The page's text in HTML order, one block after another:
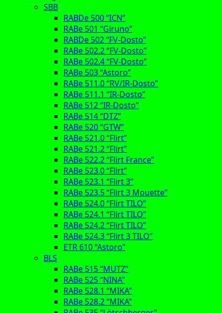
SBB
RABDe 500 “ICN”
RABe 501 “Giruno”
RABDe 502 “FV-Dosto”
RABe 502.2 “FV-Dosto”
RABe 502.4 “FV-Dosto”
RABe 503 “Astoro”
RABe 511.0 “RV/IR-Dosto”
RABe 511.1 “IR-Dosto”
RABe 512 “IR-Dosto”
RABe 514 “DTZ”
RABe 520 “GTW”
RABe 521.0 “Flirt”
RABe 521.2 “Flirt”
RABe 522.2 “Flirt France”
RABe 523.0 “Flirt”
RABe 523.1 “Flirt 3”
RABe 523.5 “Flirt 3 Mouette”
RABe 524.0 “Flirt TILO”
RABe 524.1 “Flirt TILO”
RABe 524.2 “Flirt TILO”
RABe 524.3 “Flirt 3 TILO”
ETR 610 “Astoro”
BLS
RABe 515 “MUTZ”
RABe 525 “NINA”
RABe 528.1 “MIKA”
RABe 528.2 “MIKA”